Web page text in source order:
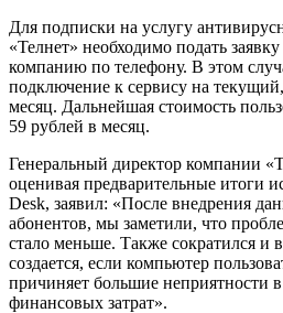
Для подписки на услугу
«Телнет» необходимо подать
компанию по телефону. В этом
подключение к сервису на
месяц. Дальнейшая стоимость
59 рублей в месяц.
Генеральный директор компании
оценивая предварительные итоги
Desk, заявил: «После внедрения
абонентов, мы заметили, что
стало меньше. Также сократился и
создается, если компьютер
причиняет большие неприятности
финансовых затрат».